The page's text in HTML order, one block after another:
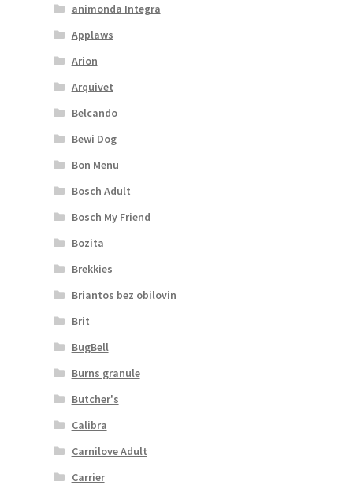
animonda Integra
Applaws
Arion
Arquivet
Belcando
Bewi Dog
Bon Menu
Bosch Adult
Bosch My Friend
Bozita
Brekkies
Briantos bez obilovin
Brit
BugBell
Burns granule
Butcher's
Calibra
Carnilove Adult
Carrier